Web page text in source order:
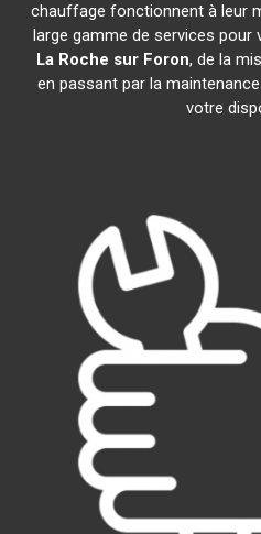
chauffage fonctionnent à leur
large gamme de services pour
La Roche sur Foron, de la
en passant par la
votre